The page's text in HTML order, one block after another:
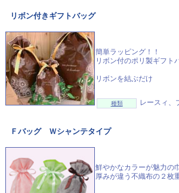
リボン付きギフトバッグ
簡単ラッピング！！
リボン付のポリ製ギフト
リボンを結ぶだけ
種類 レースィ、
Ｆバッグ Ｗシャンテタイプ
鮮やかなカラーが魅力の
厚みが違う不織布の２枚